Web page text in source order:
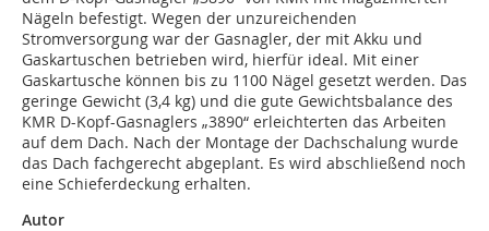
Nägeln befestigt. Wegen der unzureichenden
Stromversorgung war der Gasnagler, der mit Akku und
Gaskartuschen betrieben wird, hierfür ideal. Mit einer
Gaskartusche können bis zu 1100 Nägel gesetzt werden. Das
geringe Gewicht (3,4 kg) und die gute Gewichtsbalance des
KMR D-Kopf-Gasnaglers „3890“ erleichterten das Arbeiten
auf dem Dach. Nach der Montage der Dachschalung wurde
das Dach fachgerecht abgeplant. Es wird abschließend noch
eine Schieferdeckung erhalten.
Autor